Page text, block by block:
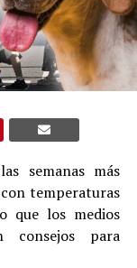
semanas más
temperaturas
que los medios
consejos para